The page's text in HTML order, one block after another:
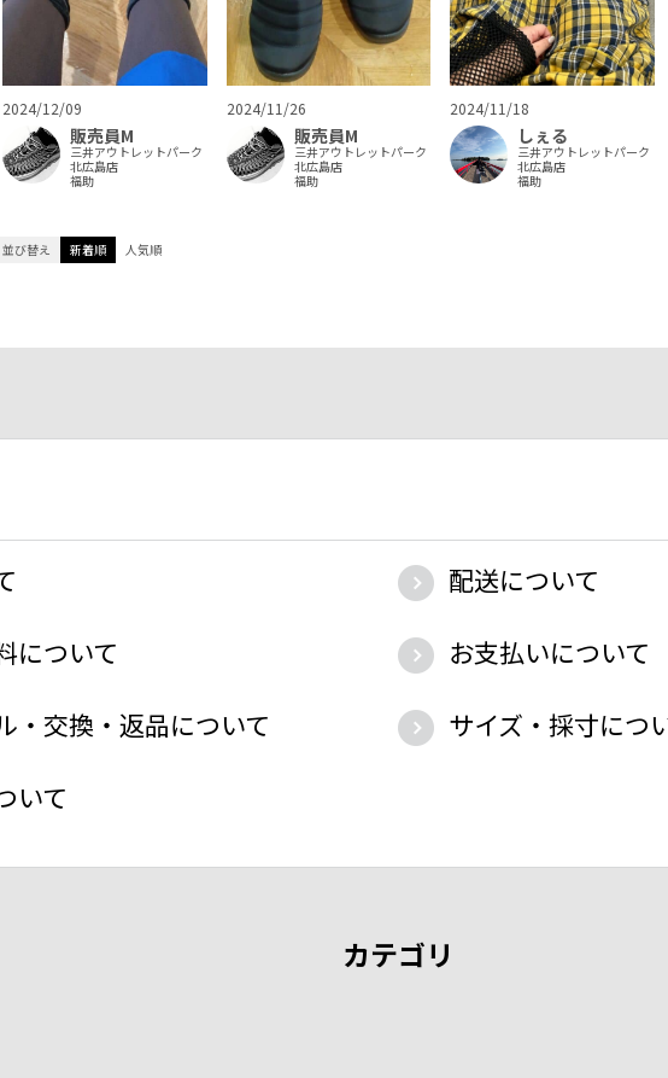
2024/12/09
販売員M
三井アウトレットパーク
北広島店
福助
2024/11/26
販売員M
三井アウトレットパーク
北広島店
福助
2024/11/18
しぇる
三井アウトレットパーク
北広島店
福助
並び替え 新着順 人気順
配送について
について
お支払いについて
・交換・返品について
サイズ・採寸につ
いて
カテゴリ